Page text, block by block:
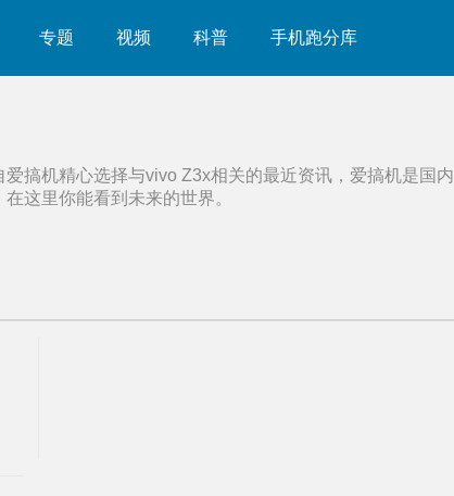
专题 视频 科普 手机跑分库
搞机精心选择与vivo Z3x相关的最近资讯，爱搞机是国内
这里你能看到未来的世界。